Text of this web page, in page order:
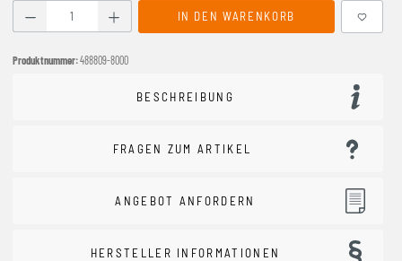
Produkt Anzahl: Gib den gewünschten Wert ein oder
IN DEN WARENKORB
Produktnummer:488809-8000
BESCHREIBUNG
FRAGEN ZUM ARTIKEL
ANGEBOT ANFORDERN
HERSTELLER INFORMATIONEN